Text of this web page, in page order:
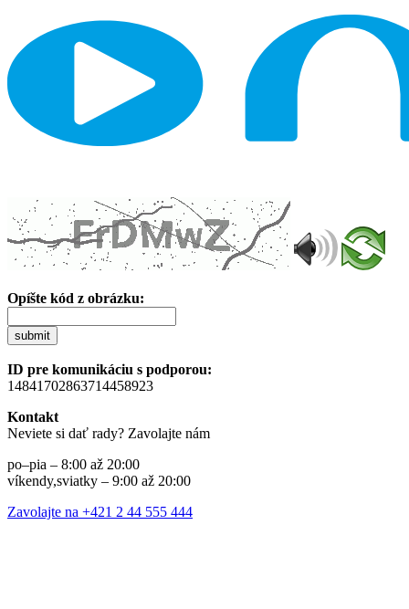
Opíšte kód z obrázku:
submit
ID pre komunikáciu s podporou:
14841702863714458923
Kontakt
Neviete si dať rady? Zavolajte nám
po–pia – 8:00 až 20:00
víkendy,sviatky – 9:00 až 20:00
Zavolajte na +421 2 44 555 444